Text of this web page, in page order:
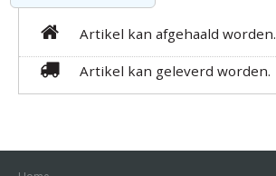
Artikel kan afgehaald worden.
Artikel kan geleverd worden.